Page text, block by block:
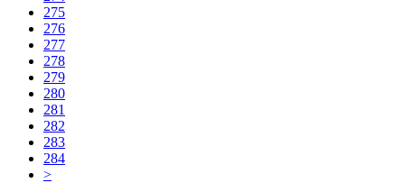
275
276
277
278
279
280
281
282
283
284
>